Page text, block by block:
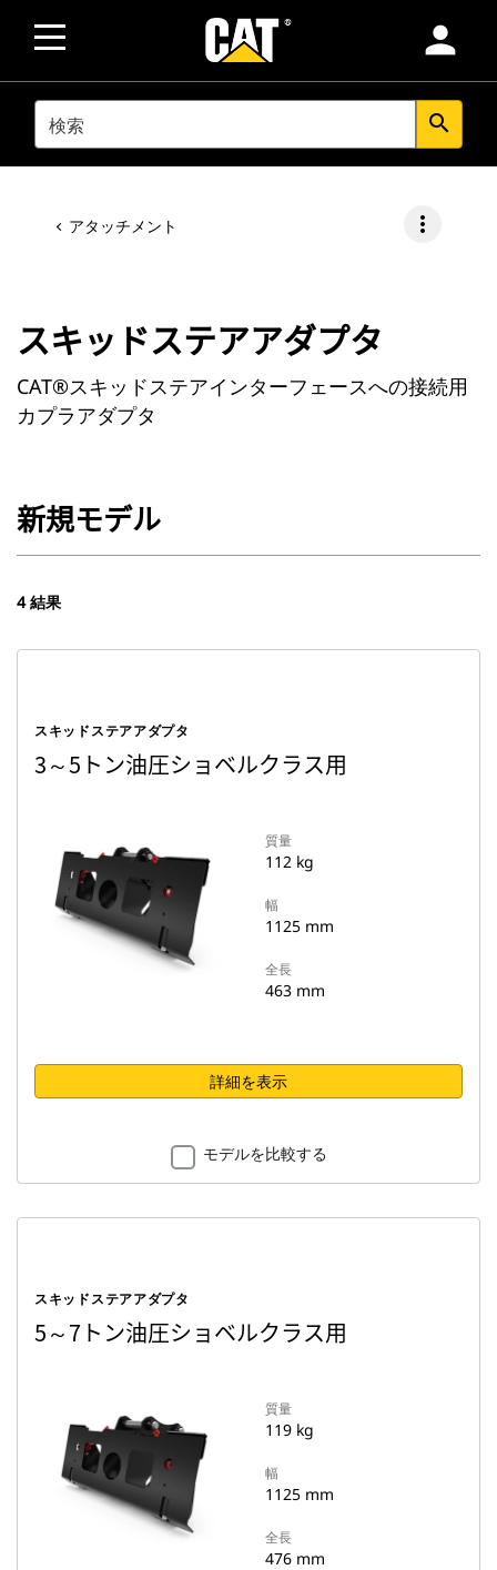
person
SEARCH search
アタッチメント more_vert
スキッドステアアダプタ
CAT®スキッドステアインターフェースへの接続用
カプラアダプタ
新規モデル
4 結果
スキッドステアアダプタ
3～5トン油圧ショベルクラス用
質量
112 kg
幅
1125 mm
全長
463 mm
詳細を表示
モデルを比較する
スキッドステアアダプタ
5～7トン油圧ショベルクラス用
質量
119 kg
幅
1125 mm
全長
476 mm